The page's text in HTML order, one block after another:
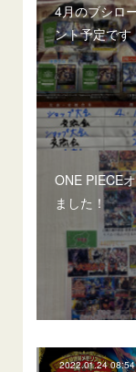
4月のブシロ
ント予定です
ONE PIECE
ました！
2022.01.24 08:54